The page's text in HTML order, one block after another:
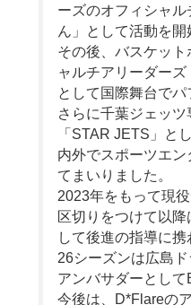
ーズのオフィシャル
ん」として活動を開
その後、バスケッ
ャルチアリーダーズ
として国際舞台でパ
さらに千葉ジェッ
「STAR JETS」と
内外でスポーツエ
てまいりました。
2023年をもって現
区切りをつけて以
して後進の指導に
26シーズンは広島
アンバサダーとして
今後は、D*Flareの